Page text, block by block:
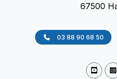
67500
03 88 90 68 50